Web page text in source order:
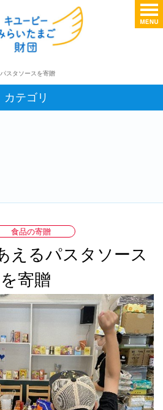
スタソースを寄贈
カテゴリ
食品の寄贈
えるパスタソース
を寄贈